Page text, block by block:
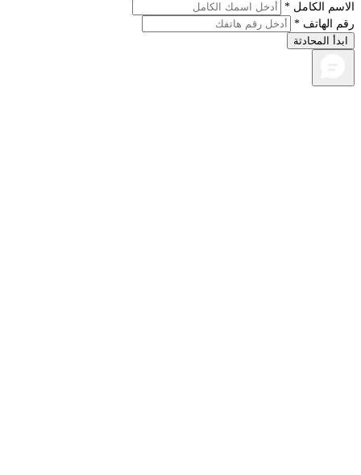
الكامل *
الهاتف *
المحادثة